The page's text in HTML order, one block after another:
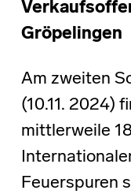
Gröpelingen
Am zweiten
(10.11. 2024)
mittlerweile
Feuerspuren